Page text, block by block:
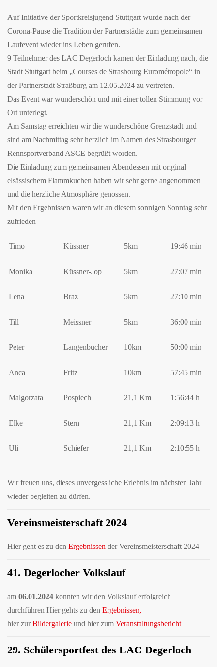
Auf Initiative der Sportkreisjugend Stuttgart wurde nach der
Corona-Pause die Tradition der Partnerstädte zum gemeinsamen
Laufevent wieder ins Leben gerufen.
9 Teilnehmer des LAC Degerloch kamen der Einladung nach, die
Stadt Stuttgart beim „Courses de Strasbourg Eurométropole“ in
der Partnerstadt Straßburg am 12.05.2024 zu vertreten.
Das Event war wunderschön und mit einer tollen Stimmung vor
Ort unterlegt.
Am Samstag erreichten wir die wunderschöne Grenzstadt und
sind am Nachmittag sehr herzlich im Namen des Strasbourger
Rennsportverband ASCE begrüßt worden.
Die Einladung zum gemeinsamen Abendessen mit original
elsässischem Flammkuchen haben wir sehr gerne angenommen
und die herzliche Atmosphäre genossen.
Mit den Ergebnissen waren wir an diesem sonnigen Sonntag sehr
zufrieden
Timo Küssner 5km 19:46 min
Monika Küssner-Jop 5km 27:07 min
Lena Braz 5km 27:10 min
Till Meissner 5km 36:00 min
Peter Langenbucher 10km 50:00 min
Anca Fritz 10km 57:45 min
Malgorzata Pospiech 21,1 Km 1:56:44 h
Elke Stern 21,1 Km 2:09:13 h
Uli Schiefer 21,1 Km 2:10:55 h
Wir freuen uns, dieses unvergessliche Erlebnis im nächsten Jahr
wieder begleiten zu dürfen.
Vereinsmeisterschaft 2024
Hier geht es zu den Ergebnissen der Vereinsmeisterschaft 2024
41. Degerlocher Volkslauf
am 06.01.2024 konnten wir den Volkslauf erfolgreich
durchführen Hier gehts zu den Ergebnissen,
hier zurBildergalerie und hier zum Veranstaltungsbericht
29. Schülersportfest des LAC Degerloch